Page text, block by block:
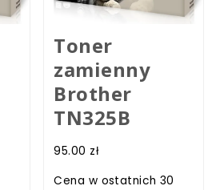
Toner
zamienny
Brother
TN325B
95.00 zł
Cena w ostatnich 30